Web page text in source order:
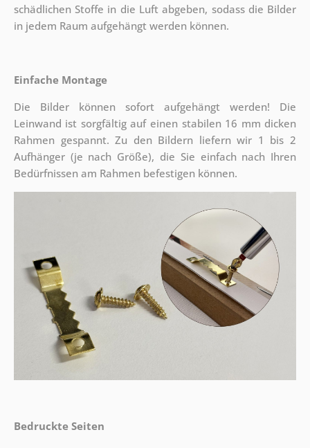
schädlichen Stoffe in die Luft abgeben, sodass die Bilder
in jedem Raum aufgehängt werden können.
Einfache Montage
Die Bilder können sofort aufgehängt werden! Die
Leinwand ist sorgfältig auf einen stabilen 16 mm dicken
Rahmen gespannt. Zu den Bildern liefern wir 1 bis 2
Aufhänger (je nach Größe), die Sie einfach nach Ihren
Bedürfnissen am Rahmen befestigen können.
Bedruckte Seiten